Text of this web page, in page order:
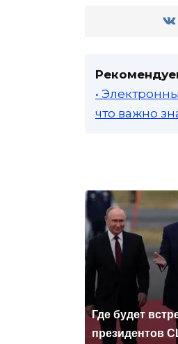
•
что важно
Где будет
президентов